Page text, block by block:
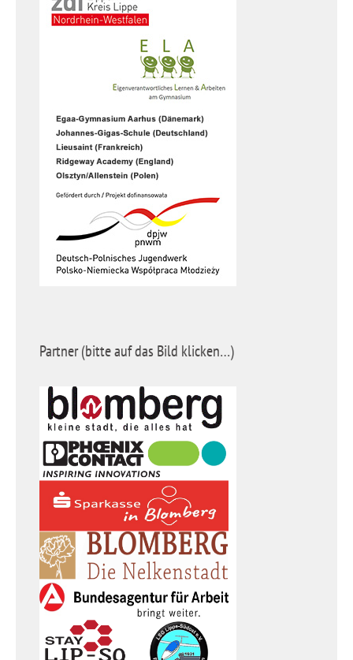
Partner (bitte auf das Bild klicken…)